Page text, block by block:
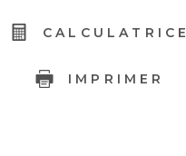
CALCULATRICE
IMPRIMER